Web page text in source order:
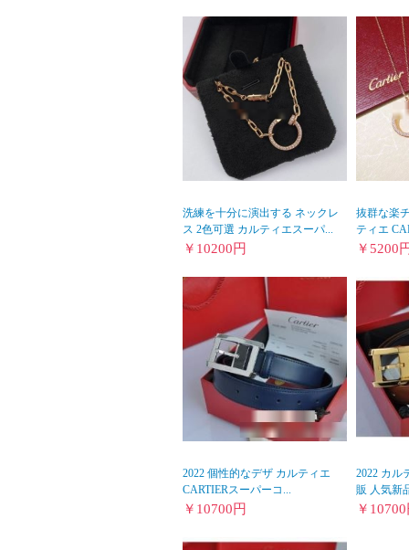
洗練を十分に演出する ネックレ
ス 2色可選 カルティエスーパ...
￥ 10200円
抜群な楽
ティエ
￥ 5200
2022 個性的なデザ カルティエ
CARTIERスーパーコ...
￥ 10700円
2022 カル
販 人気
￥ 10700